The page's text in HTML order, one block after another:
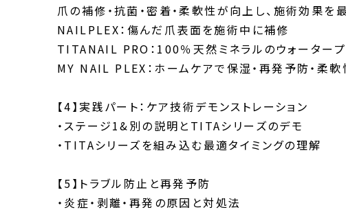
爪の補修・抗菌・密着・柔軟性が向上し、施術効果を
NAILPLEX：傷んだ爪表面を施術中に補修
TITANAIL PRO：100％天然ミネラルのウォータープ
MY NAIL PLEX：ホームケアで保湿・再発予防・柔軟
【4】実践パート：ケア技術デモンストレーション
・ステージ1&別の説明とTITAシリーズのデモ
・TITAシリーズを組み込む最適タイミングの理解
【5】トラブル防止と再発予防
・炎症・剥離・再発の原因と対処法